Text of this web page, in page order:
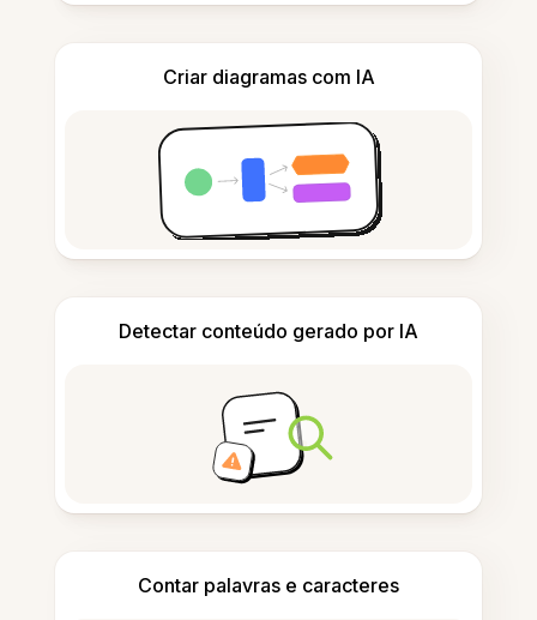
Criar diagramas com IA
Detectar conteúdo gerado por IA
Contar palavras e caracteres